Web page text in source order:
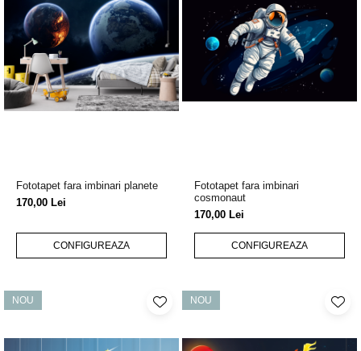
Fototapet fara imbinari planete
170,00 Lei
CONFIGUREAZA
Fototapet fara imbinari
cosmonaut
170,00 Lei
CONFIGUREAZA
NOU NOU